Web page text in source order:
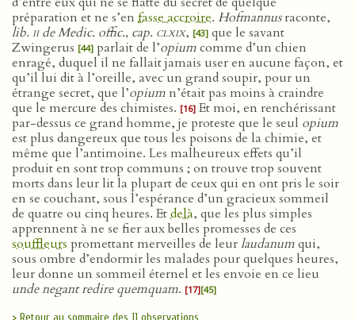
préparation et ne s’en fasse accroire. Hofmannusraconte,
lib. iide Medic. offic., cap. clxix, [43] que le savant
Zwingerus [44] parlait de l’opiumcomme d’un chien
enragé, duquel il ne fallait jamais user en aucune façon, et
qu’il lui dit à l’oreille, avec un grand soupir, pour un
étrange secret, que l’opiumn’était pas moins à craindre
que le mercure des chimistes. [16] Et moi, en renchérissant
par-dessus ce grand homme, je proteste que le seul opium
est plus dangereux que tous les poisons de la chimie, et
même que l’antimoine. Les malheureux effets qu’il
produit en sont trop communs ; on trouve trop souvent
morts dans leur lit la plupart de ceux qui en ont pris le soir
en se couchant, sous l’espérance d’un gracieux sommeil
de quatre ou cinq heures. Etdelà, que les plus simples
apprennent à ne se fier aux belles promesses de ces
souffleurs promettant merveilles de leurlaudanumqui,
sous ombre d’endormir les malades pour quelques heures,
leur donne un sommeil éternel et les envoie en ce lieu
unde negant redire quemquam. [17][45]
> Retour au sommaire des 11 observations